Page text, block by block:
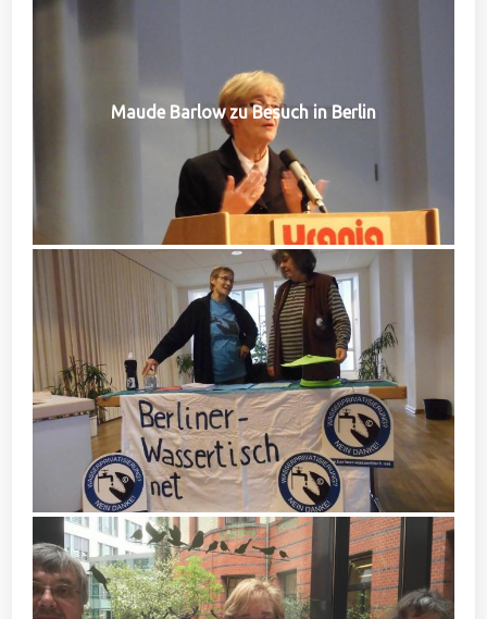
Maude Barlow zu Besuch in Berlin